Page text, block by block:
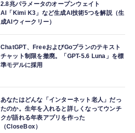
2.8兆パラメータのオープンウェイト
AI「Kimi K3」など生成AI技術5つを解説（生
成AIウィークリー）
ChatGPT、FreeおよびGoプランのテキスト
チャット制限を撤廃。「GPT-5.6 Luna」を標
準モデルに採用
あなたはどんな「インターネット老人」だっ
たのか。生年を入れると詳しくなってウンチ
クが語れる年表アプリを作った
（CloseBox）